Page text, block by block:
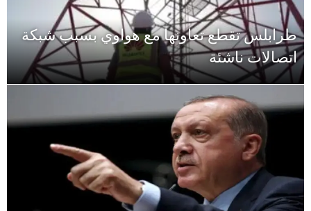
طرابلس تقطع تعاونها مع هواوي بسبب شبكة
اتصالات ناشئة